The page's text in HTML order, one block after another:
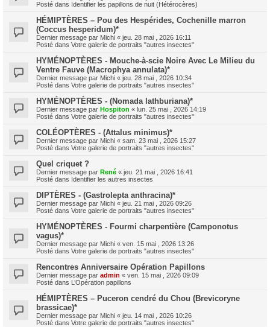
Posté dans Identifier les papillons de nuit (Hétérocères)
HÉMIPTÈRES – Pou des Hespérides, Cochenille marron
(Coccus hesperidum)*
Dernier message par Michi « jeu. 28 mai , 2026 16:11
Posté dans Votre galerie de portraits "autres insectes"
HYMÉNOPTÈRES - Mouche-à-scie Noire Avec Le Milieu du
Ventre Fauve (Macrophya annulata)*
Dernier message par Michi « jeu. 28 mai , 2026 10:34
Posté dans Votre galerie de portraits "autres insectes"
HYMÉNOPTÈRES - (Nomada lathburiana)*
Dernier message par Hospiton « lun. 25 mai , 2026 14:19
Posté dans Votre galerie de portraits "autres insectes"
COLÉOPTÈRES - (Attalus minimus)*
Dernier message par Michi « sam. 23 mai , 2026 15:27
Posté dans Votre galerie de portraits "autres insectes"
Quel criquet ?
Dernier message par René « jeu. 21 mai , 2026 16:41
Posté dans Identifier les autres insectes
DIPTÈRES - (Gastrolepta anthracina)*
Dernier message par Michi « jeu. 21 mai , 2026 09:26
Posté dans Votre galerie de portraits "autres insectes"
HYMÉNOPTÈRES - Fourmi charpentière (Camponotus
vagus)*
Dernier message par Michi « ven. 15 mai , 2026 13:26
Posté dans Votre galerie de portraits "autres insectes"
Rencontres Anniversaire Opération Papillons
Dernier message par admin « ven. 15 mai , 2026 09:09
Posté dans L’Opération papillons
HÉMIPTÈRES – Puceron cendré du Chou (Brevicoryne
brassicae)*
Dernier message par Michi « jeu. 14 mai , 2026 10:26
Posté dans Votre galerie de portraits "autres insectes"